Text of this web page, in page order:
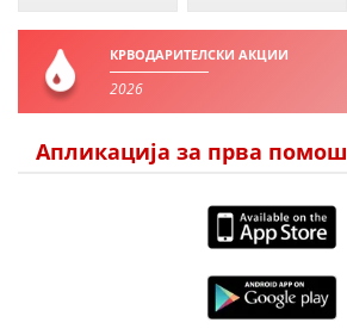
КРВОДАРИТЕЛСКИ АКЦИИ
2026
Апликација за прва помош